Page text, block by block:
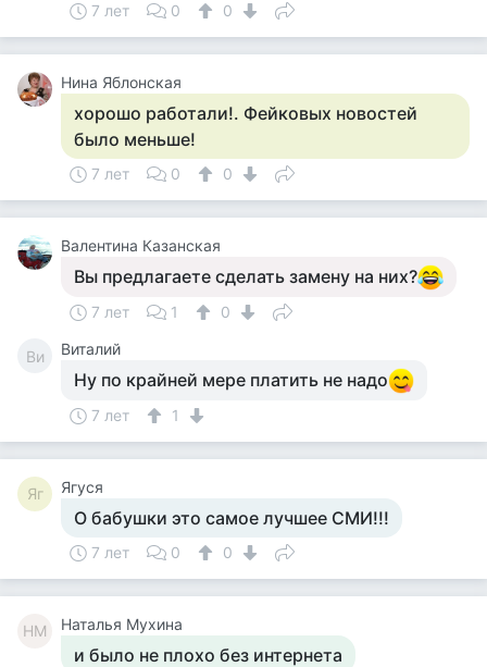
7 лет 0 0
Нина Яблонская
хорошо работали!. Фейковых новостей
было меньше!
7 лет 0 0
Валентина Казанская
Вы предлагаете сделать замену на них?
7 лет 1 0
Ви Виталий
Ну по крайней мере платить не надо
7 лет 1
Яг Ягуся
О бабушки это самое лучшее СМИ!!!
7 лет 0 0
НМ Наталья Мухина
и было не плохо без интернета